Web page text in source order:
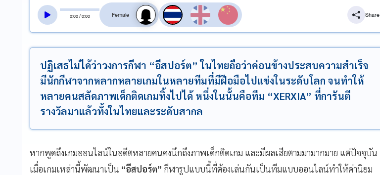
0:00/0:00
สลับเสียงอ่าน
Share
ปฏิเสธไม่ได้ว่าวงการกีฬา “อีสปอร์ต” ในไทยถือว่าค่อนข้างประสบความสำเร็จ
มีนักกีฬาจากหลากหลายเกมในหลายทีมที่มีฝีอมือไปแข่งในระดับโลก จนทำให้
หลายคนสลัดภาพเด็กติดเกมทิ้งไปได้ หนึ่งในนั้นคือทีม “XERXIA” ที่การันตี
รางวัลมาแล้วทั้งในไทยและระดับสากล
หากพูดถึงเกมออนไลน์ในอดีตหลายคนคงนึกถึงภาพเด็กติดเกม และมีผลเสียตามมามากมาย แต่ปัจจุบัน
เมื่อเกมเหล่านี้พัฒนาเป็น “อีสปอร์ต” กีฬารูปแบบนี้ที่ต้องเล่นกันเป็นทีมแบบออนไลน์ทำให้ค่านิยม